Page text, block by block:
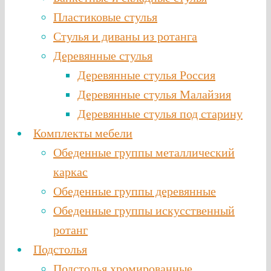
Пластиковые стулья
Стулья и диваны из ротанга
Деревянные стулья
Деревянные стулья Россия
Деревянные стулья Малайзия
Деревянные стулья под старину
Комплекты мебели
Обеденные группы металлический
каркас
Обеденные группы деревянные
Обеденные группы искусственный
ротанг
Подстолья